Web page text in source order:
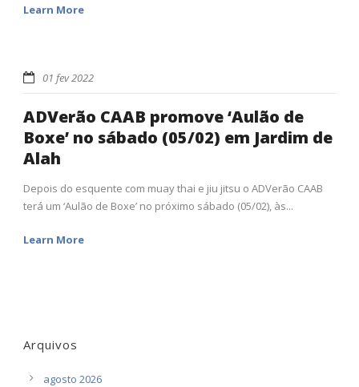
Learn More
01 fev 2022
ADVerão CAAB promove ‘Aulão de
Boxe’ no sábado (05/02) em Jardim de
Alah
Depois do esquente com muay thai e jiu jitsu o ADVerão CAAB
terá um ‘Aulão de Boxe’ no próximo sábado (05/02), às...
Learn More
Arquivos
agosto 2026